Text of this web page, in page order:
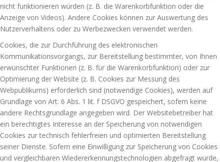
nicht funktionieren würden (z. B. die Warenkorbfunktion oder die
Anzeige von Videos). Andere Cookies können zur Auswertung des
Nutzerverhaltens oder zu Werbezwecken verwendet werden.
Cookies, die zur Durchführung des elektronischen
Kommunikationsvorgangs, zur Bereitstellung bestimmter, von Ihnen
erwünschter Funktionen (z. B. für die Warenkorbfunktion) oder zur
Optimierung der Website (z. B. Cookies zur Messung des
Webpublikums) erforderlich sind (notwendige Cookies), werden auf
Grundlage von Art. 6 Abs. 1 lit. f DSGVO gespeichert, sofern keine
andere Rechtsgrundlage angegeben wird. Der Websitebetreiber hat
ein berechtigtes Interesse an der Speicherung von notwendigen
Cookies zur technisch fehlerfreien und optimierten Bereitstellung
seiner Dienste. Sofern eine Einwilligung zur Speicherung von Cookies
und vergleichbaren Wiedererkennungstechnologien abgefragt wurde,